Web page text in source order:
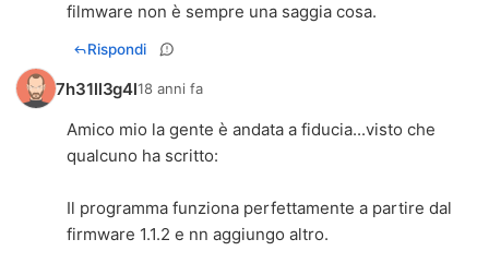
filmware non è sempre una saggia cosa.
Rispondi
7h31ll3g4l18 anni fa
Amico mio la gente è andata a fiducia...visto che
qualcuno ha scritto:
Il programma funziona perfettamente a partire dal
firmware 1.1.2 e nn aggiungo altro.